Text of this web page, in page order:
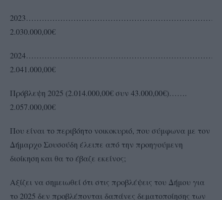
2023………………………………………………………………..
2.030.000,00€
2.041.000,00€
Πρόβλεψη 2025 (2.014.000,00€ συν 43.000,00€)…….
2.057.000,00€
Που είναι το περιβόητο νοικοκυριό, που σύμφωνα με τον
Δήμαρχο Σουσούδη έλειπε από την προηγούμενη
διοίκηση και θα το έβαζε εκείνος;
Αξίζει να σημειωθεί ότι στις προβλέψεις του Δήμου για
το 2025 δεν προβλέπονται δαπάνες δεματοποίησης των